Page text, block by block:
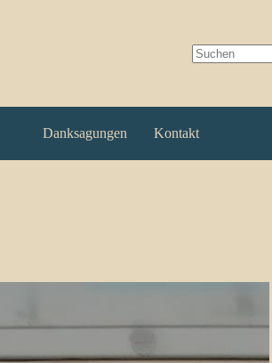
Danksagungen Kontakt